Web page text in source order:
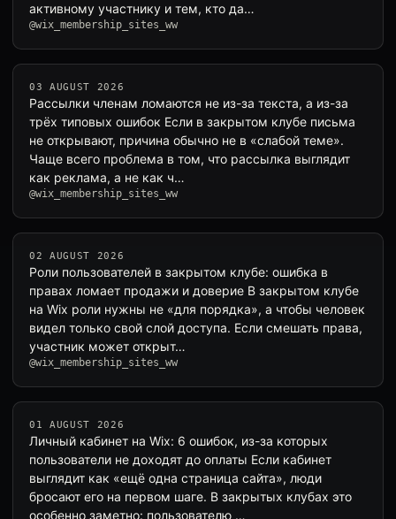
активному участнику и тем, кто да…
@wix_membership_sites_ww
03 AUGUST 2026
Рассылки членам ломаются не из-за текста, а из-за
трёх типовых ошибок Если в закрытом клубе письма
не открывают, причина обычно не в «слабой теме».
Чаще всего проблема в том, что рассылка выглядит
как реклама, а не как ч…
@wix_membership_sites_ww
02 AUGUST 2026
Роли пользователей в закрытом клубе: ошибка в
правах ломает продажи и доверие В закрытом клубе
на Wix роли нужны не «для порядка», а чтобы человек
видел только свой слой доступа. Если смешать права,
участник может открыт…
@wix_membership_sites_ww
01 AUGUST 2026
Личный кабинет на Wix: 6 ошибок, из-за которых
пользователи не доходят до оплаты Если кабинет
выглядит как «ещё одна страница сайта», люди
бросают его на первом шаге. В закрытых клубах это
особенно заметно: пользователю …